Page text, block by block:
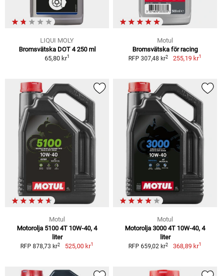
LIQUI MOLY
Bromsvätska DOT 4 250 ml
65,80 kr1
Motul
Bromsvätska för racing
RFP 307,48 kr2 255,19 kr1
Motul
Motorolja 5100 4T 10W-40, 4
liter
RFP 878,73 kr2 525,00 kr1
Motul
Motorolja 3000 4T 10W-40, 4
liter
RFP 659,02 kr2 368,89 kr1